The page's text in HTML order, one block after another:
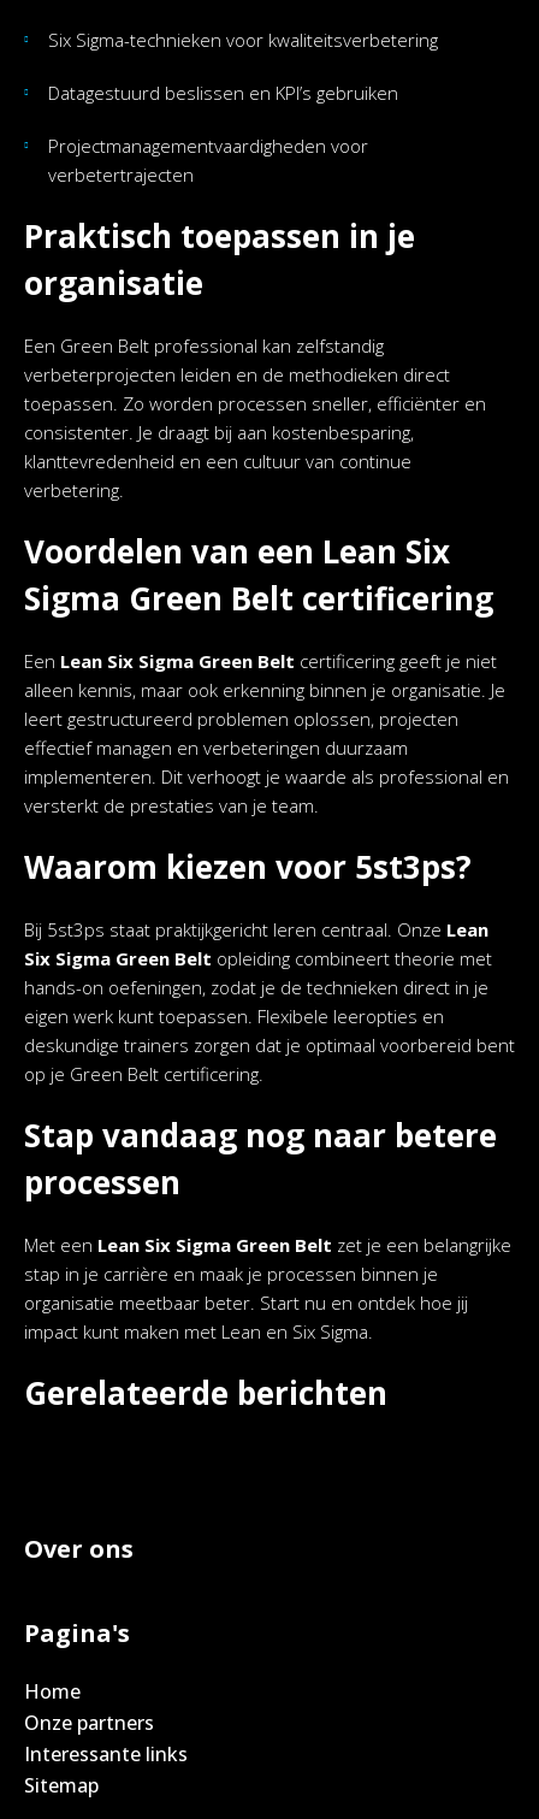
Six Sigma-technieken voor kwaliteitsverbetering
Datagestuurd beslissen en KPI’s gebruiken
Projectmanagementvaardigheden voor
verbetertrajecten
Praktisch toepassen in je
organisatie
Een Green Belt professional kan zelfstandig
verbeterprojecten leiden en de methodieken direct
toepassen. Zo worden processen sneller, efficiënter en
consistenter. Je draagt bij aan kostenbesparing,
klanttevredenheid en een cultuur van continue
verbetering.
Voordelen van een Lean Six
Sigma Green Belt certificering
Een Lean Six Sigma Green Belt certificering geeft je niet
alleen kennis, maar ook erkenning binnen je organisatie. Je
leert gestructureerd problemen oplossen, projecten
effectief managen en verbeteringen duurzaam
implementeren. Dit verhoogt je waarde als professional en
versterkt de prestaties van je team.
Waarom kiezen voor 5st3ps?
Bij 5st3ps staat praktijkgericht leren centraal. Onze Lean
Six Sigma Green Belt opleiding combineert theorie met
hands-on oefeningen, zodat je de technieken direct in je
eigen werk kunt toepassen. Flexibele leeropties en
deskundige trainers zorgen dat je optimaal voorbereid bent
op je Green Belt certificering.
Stap vandaag nog naar betere
processen
Met een Lean Six Sigma Green Belt zet je een belangrijke
stap in je carrière en maak je processen binnen je
organisatie meetbaar beter. Start nu en ontdek hoe jij
impact kunt maken met Lean en Six Sigma.
Gerelateerde berichten
Over ons
Pagina's
Home
Onze partners
Interessante links
Sitemap